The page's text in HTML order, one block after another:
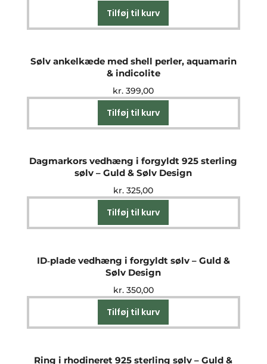
Tilføj til kurv
Sølv ankelkæde med shell perler, aquamarin
& indicolite
kr. 399,00
Tilføj til kurv
Dagmarkors vedhæng i forgyldt 925 sterling
sølv – Guld & Sølv Design
kr. 325,00
Tilføj til kurv
ID‑plade vedhæng i forgyldt sølv – Guld &
Sølv Design
kr.350,00
Tilføj til kurv
Ring i rhodineret 925 sterling sølv – Guld &